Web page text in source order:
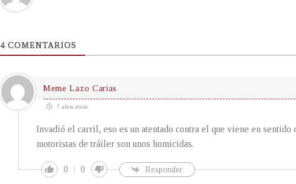
4COMENTARIOS
Meme Lazo Carias
7 años atrás
Invadió el carril, eso es un atentado contra el que viene en sentido
motoristas de tráiler son unos homicidas.
0 0 Responder